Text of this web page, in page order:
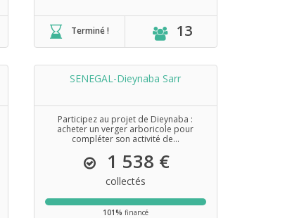
Terminé ! 13
SENEGAL-Dieynaba Sarr
Participez au projet de Dieynaba :
acheter un verger arboricole pour
compléter son activité de...
1 538 €
collectés
101% financé